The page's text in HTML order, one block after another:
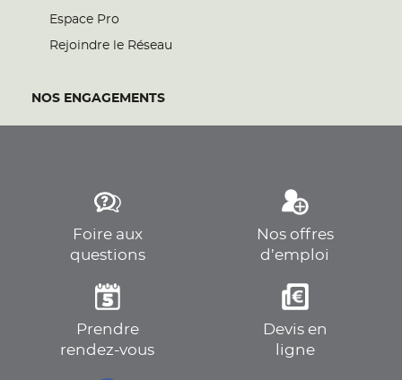
Espace Pro
Rejoindre le Réseau
NOS ENGAGEMENTS
Foire aux
questions
Nos offres
d’emploi
Prendre
rendez-vous
Devis en
ligne